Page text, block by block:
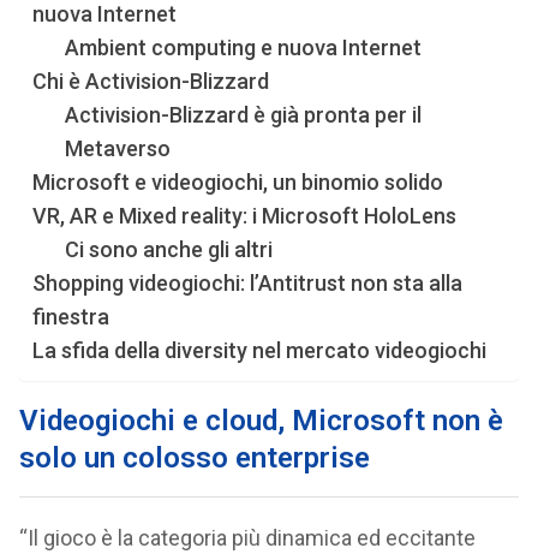
nuova Internet
Ambient computing e nuova Internet
Chi è Activision-Blizzard
Activision-Blizzard è già pronta per il
Metaverso
Microsoft e videogiochi, un binomio solido
VR, AR e Mixed reality: i Microsoft HoloLens
Ci sono anche gli altri
Shopping videogiochi: l’Antitrust non sta alla
finestra
La sfida della diversity nel mercato videogiochi
Videogiochi e cloud, Microsoft non è
solo un colosso enterprise
“Il gioco è la categoria più dinamica ed eccitante